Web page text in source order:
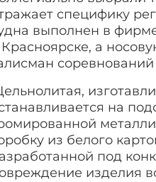
специфику
выполнен в
а
на
из белого
под
изделия